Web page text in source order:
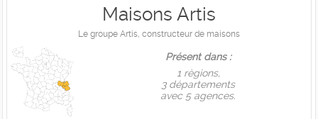
Maisons Artis
Le groupe Artis, constructeur de maisons
Présent dans :
1 règions,
3 départements
avec 5 agences.